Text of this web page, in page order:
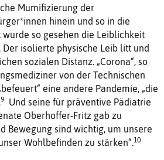
Mumifizierung der
hinein und so in die
so gesehen die Leiblichkeit
Der isolierte physische Leib litt und
sozialen Distanz. „Corona“, so
von der Technischen
eine andere Pandemie, „die
9
Und seine für präventive Pädiatrie
Oberhoffer-Fritz gab zu
Bewegung sind wichtig, um unsere
Wohlbefinden zu stärken“.10